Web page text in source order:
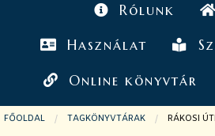
Rólunk
Használat
Online könyvtár
FŐOLDAL TAGKÖNYVTÁRAK RÁKOSI